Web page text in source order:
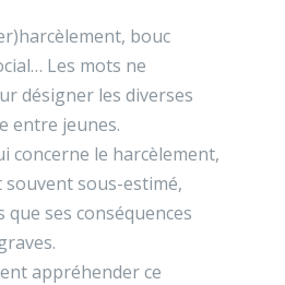
bouc
Les mots ne
désigner les diverses
entre jeunes.
concerne le harcèlement,
sous-estimé,
ses conséquences
appréhender ce